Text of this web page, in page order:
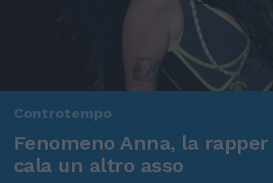
Controtempo
Fenomeno Anna, la
cala un altro asso